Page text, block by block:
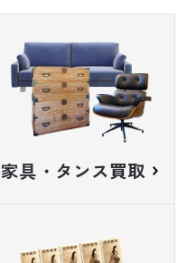
家具・タンス買取